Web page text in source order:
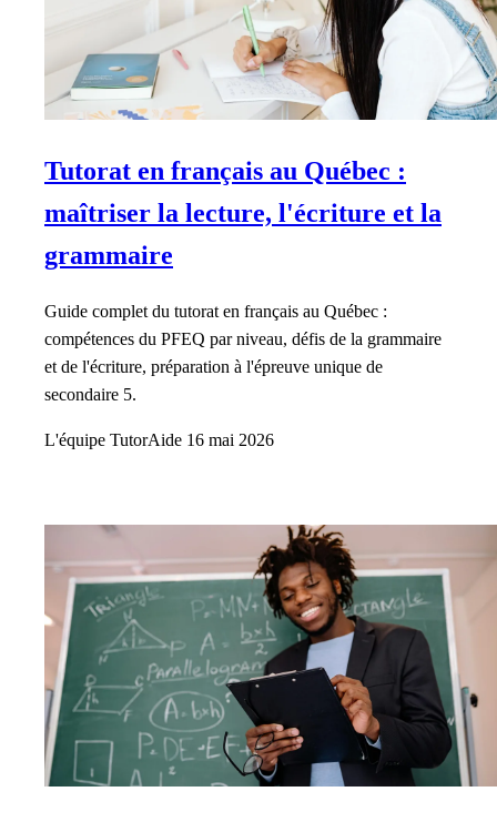
Tutorat en français au Québec :
maîtriser la lecture, l'écriture et la
grammaire
Guide complet du tutorat en français au Québec :
compétences du PFEQ par niveau, défis de la grammaire
et de l'écriture, préparation à l'épreuve unique de
secondaire 5.
L'équipe TutorAide 16 mai 2026